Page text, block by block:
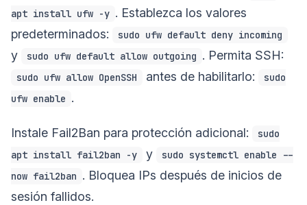
apt install ufw -y . Establezca los valores
predeterminados:
sudo ufw default deny incoming
y sudo ufw default allow outgoing . Permita SSH:
sudo ufw allow OpenSSH antes de habilitarlo:
sudo
ufw enable .
Instale Fail2Ban para protección adicional:
sudo
apt install fail2ban -y
y
sudo systemctl enable --
now fail2ban . Bloquea IPs después de inicios de
sesión fallidos.